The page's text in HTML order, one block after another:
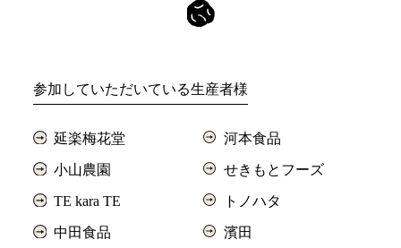
参加していただいている生産者様
延楽梅花堂
河本食品
小山農園
せきもとフーズ
TE kara TE
トノハタ
中田食品
濱田